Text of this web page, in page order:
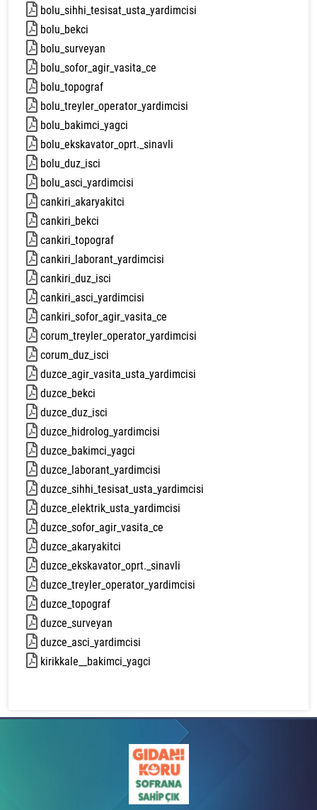
bolu_sihhi_tesisat_usta_yardimcisi
bolu_bekci
bolu_surveyan
bolu_sofor_agir_vasita_ce
bolu_topograf
bolu_treyler_operator_yardimcisi
bolu_bakimci_yagci
bolu_ekskavator_oprt._sinavli
bolu_duz_isci
bolu_asci_yardimcisi
cankiri_akaryakitci
cankiri_bekci
cankiri_topograf
cankiri_laborant_yardimcisi
cankiri_duz_isci
cankiri_asci_yardimcisi
cankiri_sofor_agir_vasita_ce
corum_treyler_operator_yardimcisi
corum_duz_isci
duzce_agir_vasita_usta_yardimcisi
duzce_bekci
duzce_duz_isci
duzce_hidrolog_yardimcisi
duzce_bakimci_yagci
duzce_laborant_yardimcisi
duzce_sihhi_tesisat_usta_yardimcisi
duzce_elektrik_usta_yardimcisi
duzce_sofor_agir_vasita_ce
duzce_akaryakitci
duzce_ekskavator_oprt._sinavli
duzce_treyler_operator_yardimcisi
duzce_topograf
duzce_surveyan
duzce_asci_yardimcisi
kirikkale__bakimci_yagci